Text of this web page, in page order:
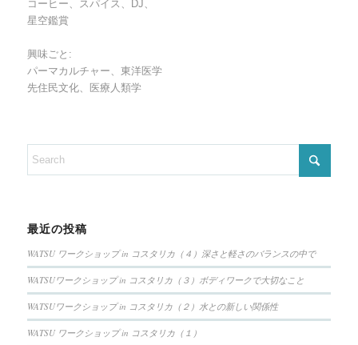
コーヒー、スパイス、DJ、
星空鑑賞
興味ごと:
パーマカルチャー、東洋医学
先住民文化、医療人類学
最近の投稿
WATSU ワークショップ in コスタリカ（４）深さと軽さのバランスの中で
WATSUワークショップ in コスタリカ（３）ボディワークで大切なこと
WATSUワークショップ in コスタリカ（２）水との新しい関係性
WATSU ワークショップ in コスタリカ（１）